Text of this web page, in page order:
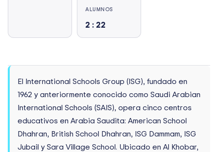
ALUMNOS
2 : 22
El International Schools Group (ISG), fundado en
1962 y anteriormente conocido como Saudi Arabian
International Schools (SAIS), opera cinco centros
educativos en Arabia Saudita: American School
Dhahran, British School Dhahran, ISG Dammam, ISG
Jubail y Sara Village School. Ubicado en Al Khobar,